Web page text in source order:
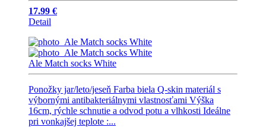
17.99 €
Detail
Ale Match socks White
Ponožky jar/leto/jeseň Farba biela Q-skin materiál s
výbornými antibakteriálnymi vlastnosťami Výška
16cm, rýchle schnutie a odvod potu a vlhkosti Ideálne
pri vonkajšej teplote :...